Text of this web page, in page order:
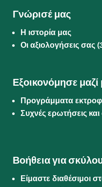
Γνώρισέ μας
Η ιστορία μας
Οι αξιολογήσεις σας
Εξοικονόμησε μαζί
Προγράμματα
Συχνές ερωτήσεις
Βοήθεια για
Είμαστε διαθέσιμοι